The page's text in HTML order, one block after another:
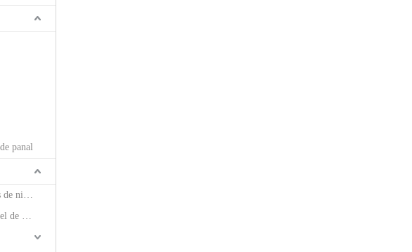
panal
Máquina cortadora de paneles de nido de abeja
Máquina de expansión de papel de nido de abeja